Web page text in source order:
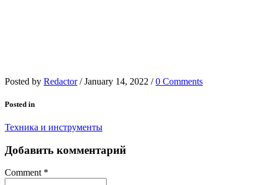
Posted by Redactor / January 14, 2022 / 0 Comments
Posted in
Техника и инструменты
Добавить комментарий
Comment *